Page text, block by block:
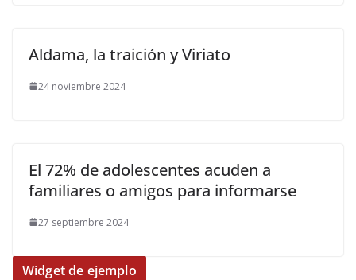
Aldama, la traición y Viriato
24 noviembre 2024
El 72% de adolescentes acuden a
familiares o amigos para informarse
27 septiembre 2024
Widget de ejemplo